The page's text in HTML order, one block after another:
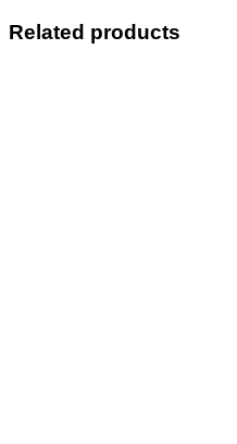
Related products